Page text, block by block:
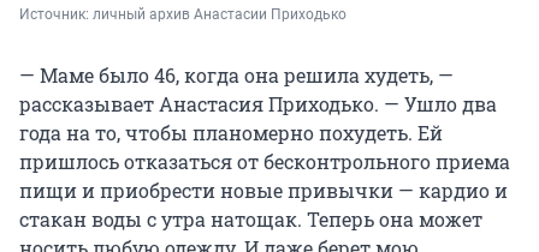
Источник: личный архив Анастасии Приходько
— Маме было 46, когда она решила худеть, —
рассказывает Анастасия Приходько. — Ушло два
года на то, чтобы планомерно похудеть. Ей
пришлось отказаться от бесконтрольного приема
пищи и приобрести новые привычки — кардио и
стакан воды с утра натощак. Теперь она может